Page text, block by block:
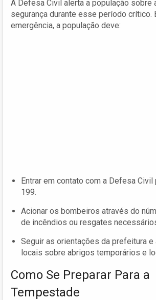
A Defesa Civil alerta a população sobre
segurança durante esse período crítico.
emergência, a população deve:
Entrar em contato com a Defesa
199.
Acionar os bombeiros através do
de incêndios ou resgates
Seguir as orientações da prefeitura e
locais sobre abrigos temporários e
Como Se Preparar Para a
Tempestade